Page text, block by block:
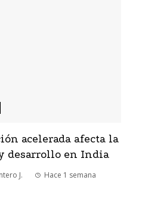
acelerada afecta la
desarrollo en India
J. Hace 1 semana